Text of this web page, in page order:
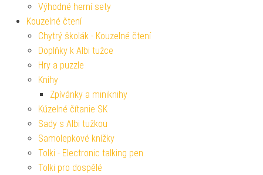
Výhodné herní sety
Kouzelné čtení
Chytrý školák - Kouzelné čtení
Doplňky k Albi tužce
Hry a puzzle
Knihy
Zpívánky a miniknihy
Kúzelné čítanie SK
Sady s Albi tužkou
Samolepkové knížky
Tolki - Electronic talking pen
Tolki pro dospělé